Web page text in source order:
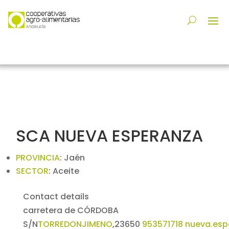
SCA NUEVA ESPERANZA
PROVINCIA: Jaén
SECTOR: Aceite
Contact details
carretera de CÓRDOBA
S/NTORREDONJIMENO,23650 953571718